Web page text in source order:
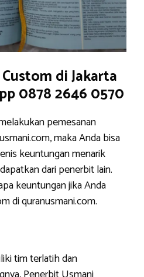
di Jakarta
0878 2646 0570
pemesanan
maka Anda bisa
keuntungan menarik
dari penerbit lain.
keuntungan jika Anda
di quranusmani.com.
tim terlatih dan